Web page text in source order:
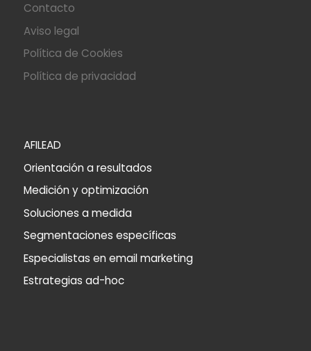
Contacto
Aviso legal
Política de Cookies
Política de privacidad
AFILEAD
Orientación a resultados
Medición y optimización
Soluciones a medida
Segmentaciones específicas
Especialistas en email marketing
Estrategias ad-hoc